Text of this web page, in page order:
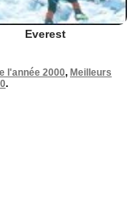
Everest
l'année 2000, Meilleurs
.